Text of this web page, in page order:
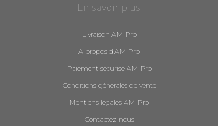
En savoir plus
Livraison AM Pro
A propos d'AM Pro
Paiement sécurisé AM Pro
Conditions générales de vente
Mentions légales AM Pro
Contactez-nous